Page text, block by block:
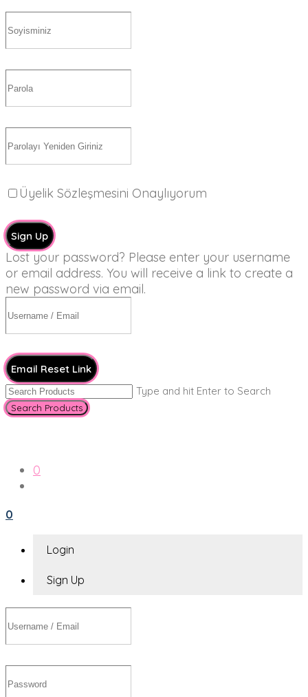
Üyelik Sözleşmesini Onaylıyorum
Sign Up
Lost your password? Please enter your username
or email address. You will receive a link to create a
new password via email.
Email Reset Link
Type and hit Enter to Search
0
0
Login
Sign Up